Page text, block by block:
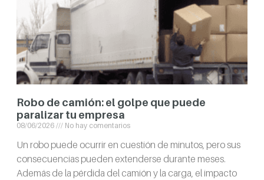
Robo de camión: el golpe que puede
paralizar tu empresa
08/06/2026 No hay comentarios
Un robo puede ocurrir en cuestión de minutos, pero sus
consecuencias pueden extenderse durante meses.
Además de la pérdida del camión y la carga, el impacto